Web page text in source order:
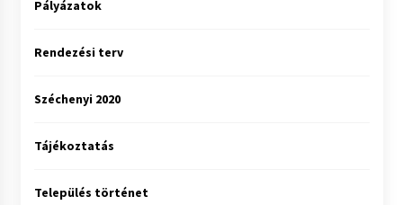
Pályázatok
Rendezési terv
Széchenyi 2020
Tájékoztatás
Település történet